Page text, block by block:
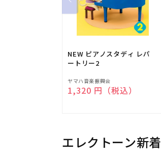
NEW ピアノスタディ レパ
ートリー2
販
売
ヤマハ音楽振興会
通常価格
1,320 円（税込）
エレクトーン新着